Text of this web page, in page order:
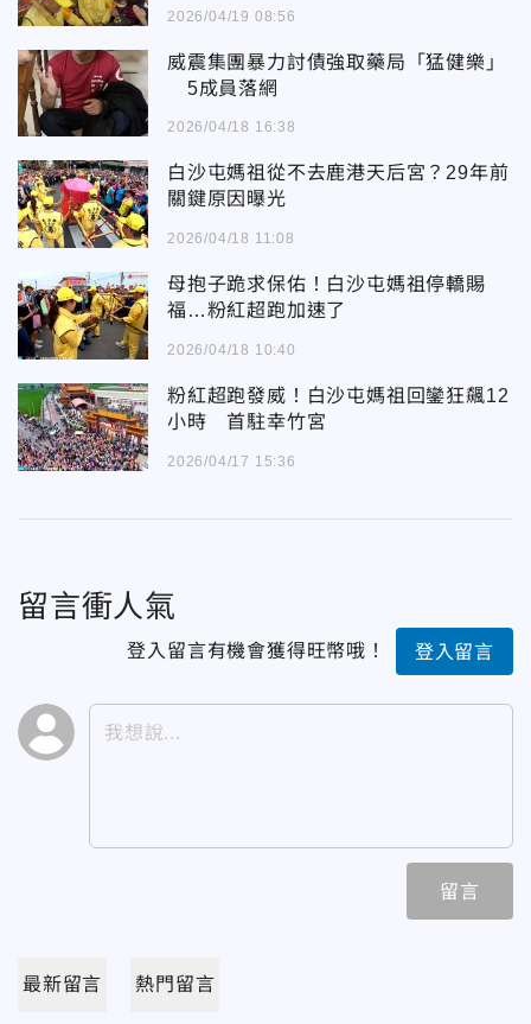
2026/04/19 08:56
威震集團暴力討債強取藥局「猛健樂」
5成員落網
2026/04/18 16:38
白沙屯媽祖從不去鹿港天后宮？29年前
關鍵原因曝光
2026/04/18 11:08
母抱子跪求保佑！白沙屯媽祖停轎賜
福…粉紅超跑加速了
2026/04/18 10:40
粉紅超跑發威！白沙屯媽祖回鑾狂飆12
小時 首駐幸竹宮
2026/04/17 15:36
留言衝人氣
登入留言有機會獲得旺幣哦！ 登入留言
留言
最新留言 熱門留言